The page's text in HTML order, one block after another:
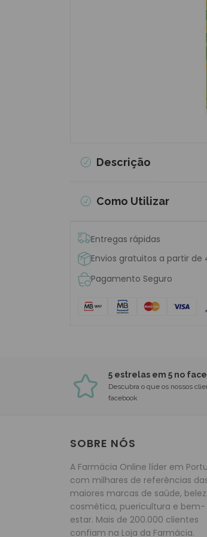
Descrição
Como Utilizar
Entregas rápidas
Envios gratuitos a partir
Pagamento Seguro
5 estrelas em 5 no
Descubra o que os nossos
facebook
SOBRE NÓS
A Farmácia Online líder em
com milhares de referências
maiores marcas de saúde,
cosmética, puericultura e bem-
estar. Mais de 200.000 clientes
confiam na Loja da Farmácia.